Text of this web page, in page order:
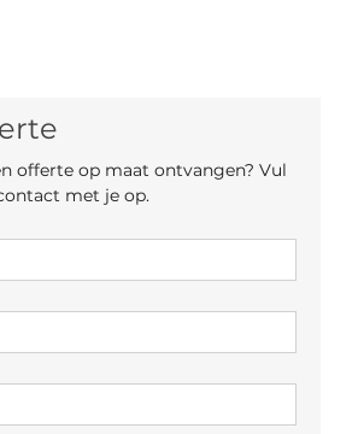
offerte op maat ontvangen? Vul
met je op.